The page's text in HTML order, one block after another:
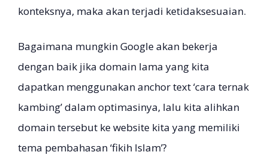
konteksnya, maka akan terjadi ketidaksesuaian.
Bagaimana mungkin Google akan bekerja
dengan baik jika domain lama yang kita
dapatkan menggunakan anchor text ‘cara ternak
kambing’ dalam optimasinya, lalu kita alihkan
domain tersebut ke website kita yang memiliki
tema pembahasan ‘fikih Islam’?